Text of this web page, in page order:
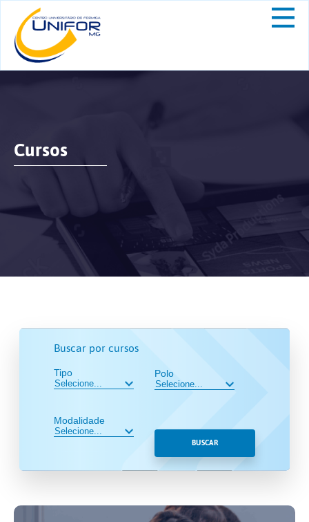
Cursos
Buscar por cursos
Tipo
Modalidade
Polo
BUSCAR